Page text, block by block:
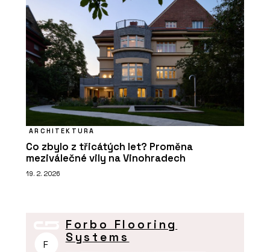
ARCHITEKTURA
Co zbylo z třicátých let? Proměna
meziválečné vily na Vinohradech
19. 2. 2026
F
Forbo Flooring
Systems